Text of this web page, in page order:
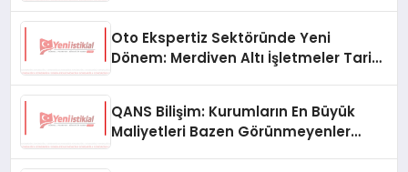
Oto Ekspertiz Sektöründe Yeni
Dönem: Merdiven Altı İşletmeler Tarih
QANS Bilişim: Kurumların En Büyük
Maliyetleri Bazen Görünmeyenler